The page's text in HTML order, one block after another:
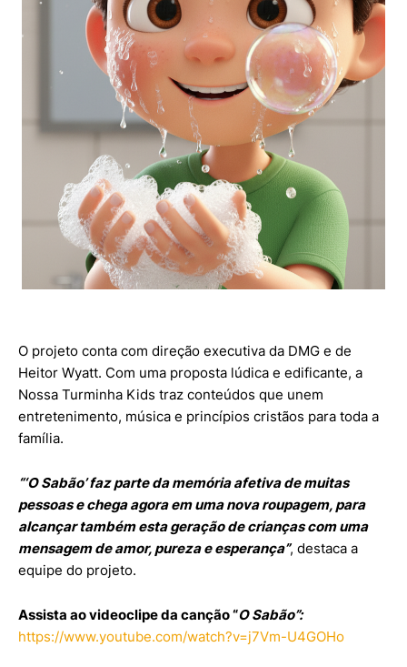
O projeto conta com direção executiva da DMG e de
Heitor Wyatt. Com uma proposta lúdica e edificante, a
Nossa Turminha Kids traz conteúdos que unem
entretenimento, música e princípios cristãos para toda a
família.
“‘O Sabão’ faz parte da memória afetiva de muitas
pessoas e chega agora em uma nova roupagem, para
alcançar também esta geração de crianças com uma
mensagem de amor, pureza e esperança”, destaca a
equipe do projeto.
Assista ao videoclipe da canção“O Sabão”:
https://www.youtube.com/watch?v=j7Vm-U4GOHo